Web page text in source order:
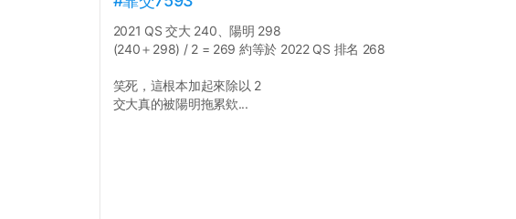
2021 QS 交大 240、陽明 298
(240＋298) / 2 = 269 約等於 2022 QS 排名 268
笑死，這根本加起來除以 2
交大真的被陽明拖累欸...